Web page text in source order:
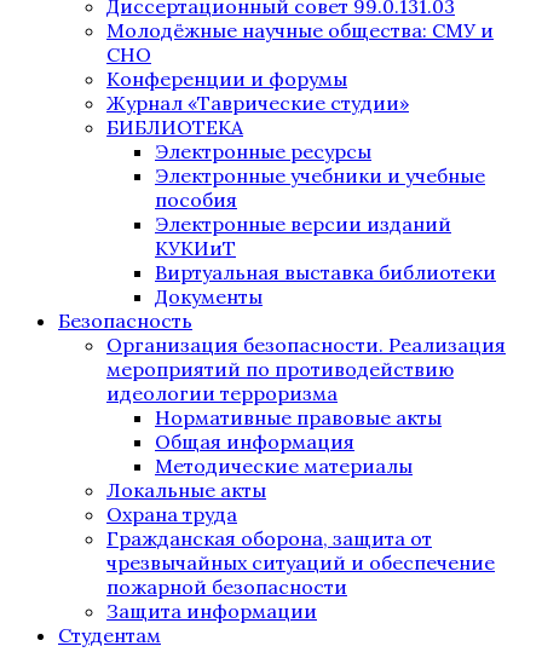
Диссертационный совет 99.0.131.03
Молодёжные научные общества: СМУ и
СНО
Конференции и форумы
Журнал «Таврические студии»
БИБЛИОТЕКА
Электронные ресурсы
Электронные учебники и учебные
пособия
Электронные версии изданий
КУКИиТ
Виртуальная выставка библиотеки
Документы
Безопасность
Организация безопасности. Реализация
мероприятий по противодействию
идеологии терроризма
Нормативные правовые акты
Общая информация
Методические материалы
Локальные акты
Охрана труда
Гражданская оборона, защита от
чрезвычайных ситуаций и обеспечение
пожарной безопасности
Защита информации
Студентам